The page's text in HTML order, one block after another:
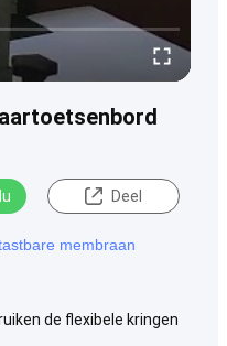
Deel
membraan
de flexibele kringen